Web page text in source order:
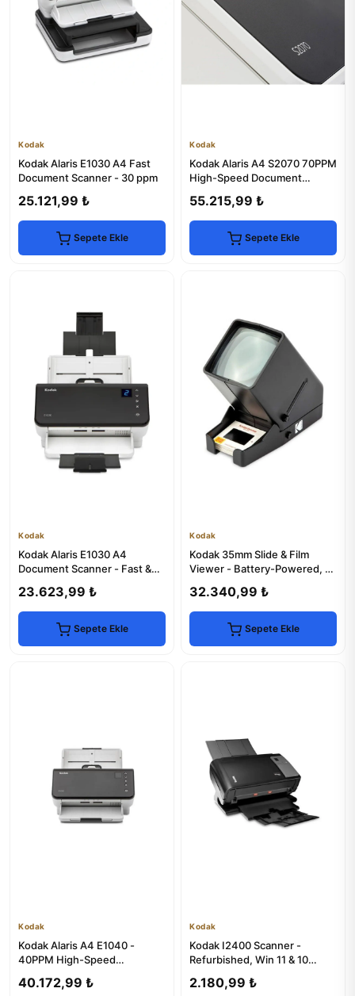
Kodak
Kodak Alaris E1030 A4 Fast
Document Scanner - 30 ppm
25.121,99 ₺
Sepete Ekle
Kodak
Kodak Alaris A4 S2070 70PPM
High-Speed Document
55.215,99 ₺
Sepete Ekle
Kodak
Kodak Alaris E1030 A4
Document Scanner - Fast &
23.623,99 ₺
Sepete Ekle
Kodak
Kodak 35mm Slide & Film
Viewer - Battery-Powered, 3x
32.340,99 ₺
Sepete Ekle
Kodak
Kodak Alaris A4 E1040 -
40PPM High-Speed
40.172,99 ₺
Kodak
Kodak I2400 Scanner -
Refurbished, Win 11 & 10
2.180,99 ₺